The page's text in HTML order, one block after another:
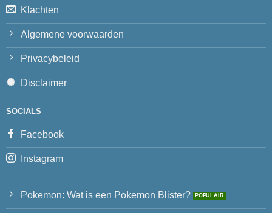
Klachten
Algemene voorwaarden
Privacybeleid
Disclaimer
SOCIALS
Facebook
Instagram
Pokemon: Wat is een Pokemon Blister?